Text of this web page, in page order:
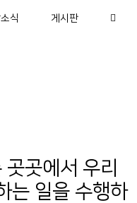
식
게시판
곳에서 우리
는 일을 수행하